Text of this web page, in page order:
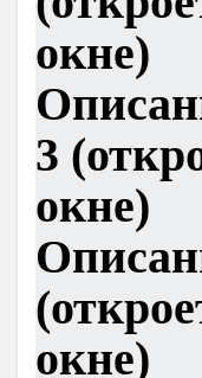
окне)
3
окне)
окне)